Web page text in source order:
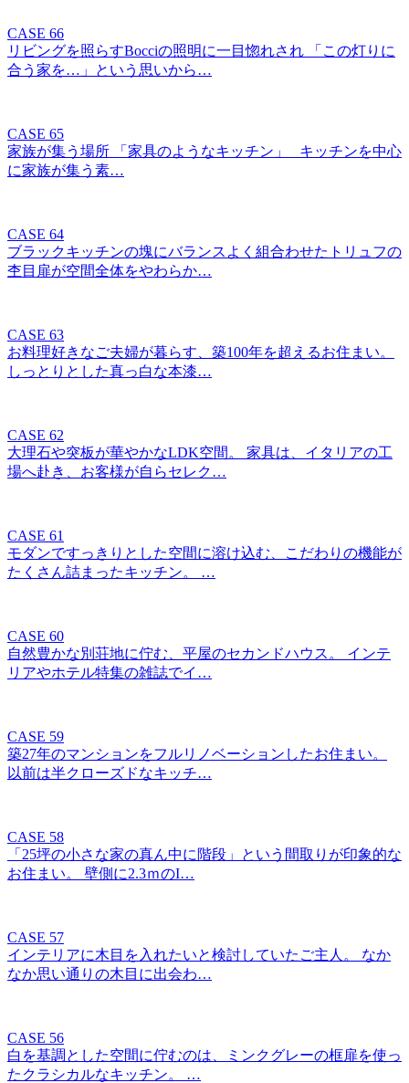
CASE 66
リビングを照らすBocciの照明に一目惚れされ 「この灯りに
合う家を…」という思いから…
CASE 65
家族が集う場所 「家具のようなキッチン」 キッチンを中心
に家族が集う素…
CASE 64
ブラックキッチンの塊にバランスよく組合わせたトリュフの
杢目扉が空間全体をやわらか…
CASE 63
お料理好きなご夫婦が暮らす、築100年を超えるお住まい。
しっとりとした真っ白な本漆…
CASE 62
大理石や突板が華やかなLDK空間。 家具は、イタリアの工
場へ赴き、お客様が自らセレク…
CASE 61
モダンですっきりとした空間に溶け込む、こだわりの機能が
たくさん詰まったキッチン。 …
CASE 60
自然豊かな別荘地に佇む、平屋のセカンドハウス。 インテ
リアやホテル特集の雑誌でイ…
CASE 59
築27年のマンションをフルリノベーションしたお住まい。
以前は半クローズドなキッチ…
CASE 58
「25坪の小さな家の真ん中に階段」という間取りが印象的な
お住まい。 壁側に2.3ｍのI…
CASE 57
インテリアに木目を入れたいと検討していたご主人。 なか
なか思い通りの木目に出会わ…
CASE 56
白を基調とした空間に佇むのは、ミンクグレーの框扉を使っ
たクラシカルなキッチン。 …